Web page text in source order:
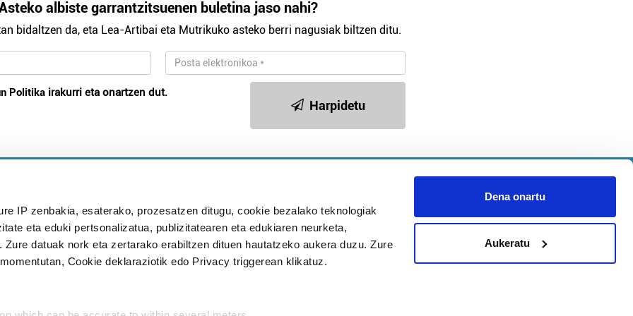
IP zenbakia, esaterako, prozesatzen ditugu, cookie bezalako teknologiak
eta eduki pertsonalizatua, publizitatearen eta edukiaren neurketa,
datuak nork eta zertarako erabiltzen dituen hautatzeko aukera duzu. Zure
Cookie deklaraziotik edo Privacy triggerean klikatuz.
Dena onartu
Aukeratu
albiste garrantzitsuenen buletina jaso nahi?
bidaltzen da, eta Lea-Artibai eta Mutrikuko asteko berri nagusiak biltzen ditu.
Politika irakurri eta onartzen dut.
Harpidetu
Cookieak